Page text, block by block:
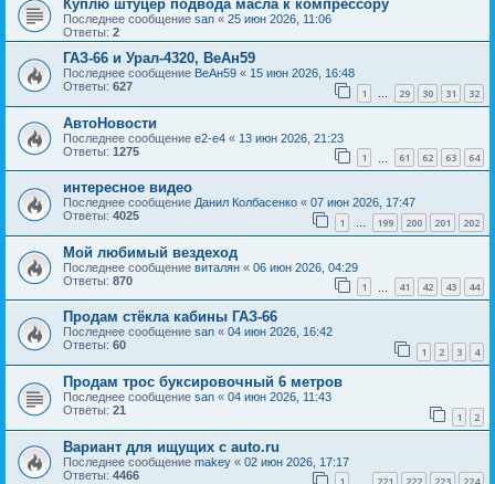
Куплю штуцер подвода масла к компрессору
Последнее сообщение san « 25 июн 2026, 11:06
Ответы: 2
ГАЗ-66 и Урал-4320, ВеАн59
Последнее сообщение ВеАн59 « 15 июн 2026, 16:48
Ответы: 627 1 … 29 30 31 32
АвтоНовости
Последнее сообщение e2-e4 « 13 июн 2026, 21:23
Ответы: 1275 1 61 62 63 64
интересное видео
Последнее сообщение Данил Колбасенко « 07 июн 2026, 17:47
Ответы: 4025 1 … 199 200 201 202
Мой любимый вездеход
Последнее сообщение виталян « 06 июн 2026, 04:29
Ответы: 870 1 41 42 43 44
Продам стёкла кабины ГАЗ-66
Последнее сообщение san « 04 июн 2026, 16:42
Ответы: 60 1 2 3 4
Продам трос буксировочный 6 метров
Последнее сообщение san « 04 июн 2026, 11:43
Ответы: 21 1 2
Вариант для ищущих с auto.ru
Последнее сообщение makey « 02 июн 2026, 17:17
Ответы: 4466